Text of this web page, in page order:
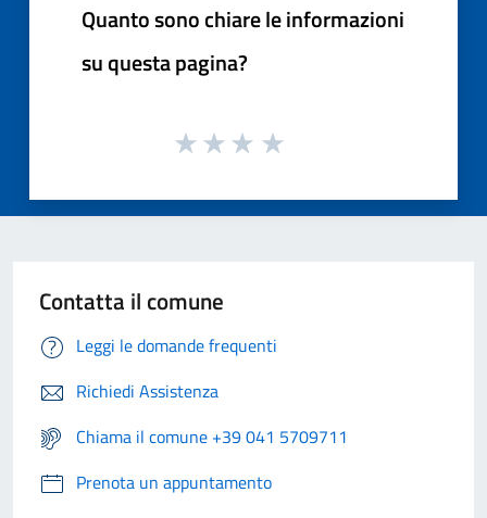
Quanto sono chiare le informazioni
su questa pagina?
Contatta il comune
Leggi le domande frequenti
Richiedi Assistenza
Chiama il comune +39 041 5709711
Prenota un appuntamento